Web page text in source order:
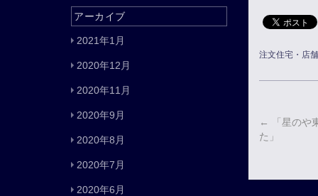
注文住宅・店
←
「星のや
た」
アーカイブ
2021年1月
2020年12月
2020年11月
2020年9月
2020年8月
2020年7月
2020年6月